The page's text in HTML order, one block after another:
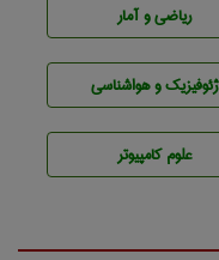
ریاضی و آمار
ژئوفيزيك و هواشناسی
علوم کامپیوتر